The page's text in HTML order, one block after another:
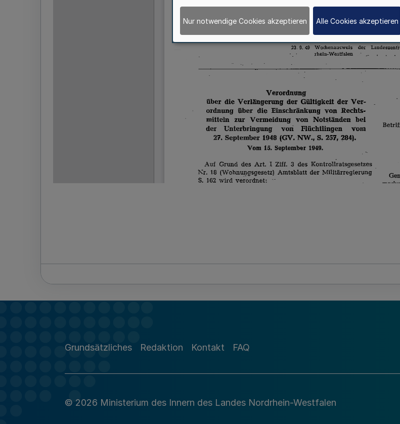
Grundsätzliches Redaktion Kontakt FAQ
© 2026 Ministerium des Innern des Landes Nordrhein-Westfalen
Nur notwendige Cookies akzeptieren Alle Cookies akzeptieren